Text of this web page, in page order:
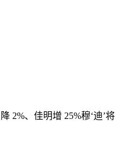
2%、佳明增 25%穆‘迪’